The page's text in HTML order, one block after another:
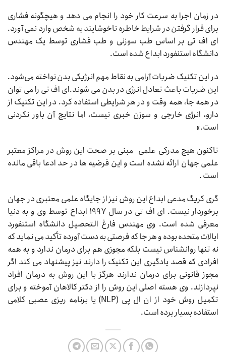
در زمان اجرا به سرعت کار خود را انجام می دهد و هیچگونه فشاری
برای قرار گرفتن در شرایط خاطره ناخوشایند به شخص وارد نمی آورد.
ای اف تی بر اساس طب سوزنی و طب فشاری توسط یک مهندس
دانشگاه استنفورد ابداع شده است.
در این تکنیک ضربات آرامی به نقاط مهم انرژیکی بدن نواخته می‌شود.
این ضربات باعث تعادل انرژی در بدن می شوند.ای اف تی را می توان
در همه جا، همه وقت و در هر شرایطی استفاده کرد. در این تکنیک از
دارو، انرژی خارجی و سوزن خبری نیست، اما نتایج آن باور نکردنی
است.»
تاکنون هیچ مدرکی علمی مبنی بر صحت این روش در مراکز معتبر
علمی جهان ارائه نشده است و این فرضیه ها در حد ادعا باقی مانده
است .
گری کریگ مدعی ابداع این روش نیز از جایگاه علمی معتبری در جهان
برخوردار نیست. ای اف تی در سال ۱۹۹۷ ابداع توسط وی و به دنیا
معرفی شده است. وی مهندس فارغ التحصیل دانشگاه استنفورد
ایالات متحده بوده و هر جا که فرصتی به دست آورده تأکید می نماید که
نه تنها روانشناس نیست بلکه مجوزی هم برای درمان ندارد و به همه
افرادی که قصد یادگیری این تکنیک را دارند نیز پیشنهاد می کند اگر
مجوز قانونی برای درمان ندارند هرگز با این روش به درمان افراد
نپردازند. وی هسته اصلی این روش را از دکتر کالاهان آموخته و برای
تکمیل روش خود از ان ال پی (NLP) یا برنامه ریزی عصبی کلامی
استفاده بسیار برده است.